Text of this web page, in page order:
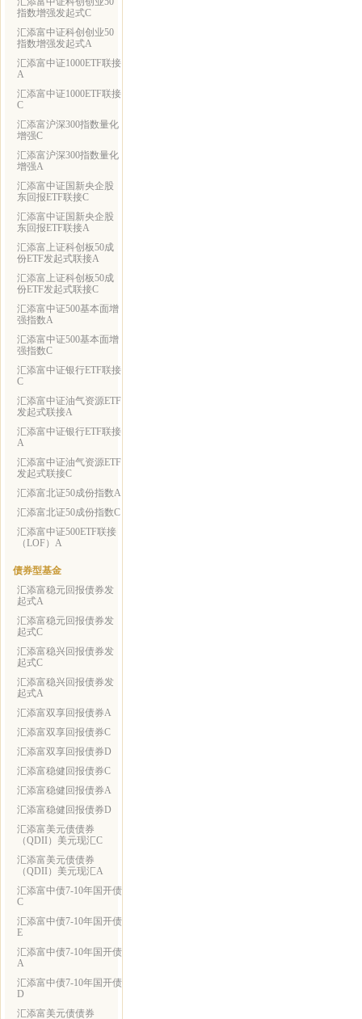
指数增强发起式C
汇添富中证科创创业50
指数增强发起式A
汇添富中证1000ETF联接
A
汇添富中证1000ETF联接
C
汇添富沪深300指数量化
增强C
汇添富沪深300指数量化
增强A
汇添富中证国新央企股
东回报ETF联接C
汇添富中证国新央企股
东回报ETF联接A
汇添富上证科创板50成
份ETF发起式联接A
汇添富上证科创板50成
份ETF发起式联接C
汇添富中证500基本面增
强指数A
汇添富中证500基本面增
强指数C
汇添富中证银行ETF联接
C
汇添富中证油气资源ETF
发起式联接A
汇添富中证银行ETF联接
A
汇添富中证油气资源ETF
发起式联接C
汇添富北证50成份指数A
汇添富北证50成份指数C
汇添富中证500ETF联接
（LOF）A
债券型基金
汇添富稳元回报债券发
起式A
汇添富稳元回报债券发
起式C
汇添富稳兴回报债券发
起式C
汇添富稳兴回报债券发
起式A
汇添富双享回报债券A
汇添富双享回报债券C
汇添富双享回报债券D
汇添富稳健回报债券C
汇添富稳健回报债券A
汇添富稳健回报债券D
汇添富美元债债券
（QDII）美元现汇C
汇添富美元债债券
（QDII）美元现汇A
汇添富中债7-10年国开债
C
汇添富中债7-10年国开债
E
汇添富中债7-10年国开债
A
汇添富中债7-10年国开债
D
汇添富美元债债券